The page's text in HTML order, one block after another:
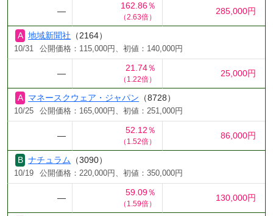
―
162.86％
（2.63倍）
285,000円
地域新聞社 （2164）
10/31 公開価格：115,000円、初値：140,000円
―
21.74％
（1.22倍）
25,000円
マネースクウェア・ジャパン （8728）
10/25 公開価格：165,000円、初値：251,000円
―
52.12％
（1.52倍）
86,000円
ナチュラム （3090）
10/19 公開価格：220,000円、初値：350,000円
―
59.09％
（1.59倍）
130,000円